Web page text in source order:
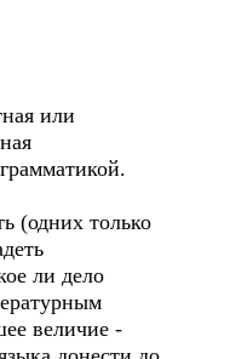
или
(одних только
ли дело
величие -